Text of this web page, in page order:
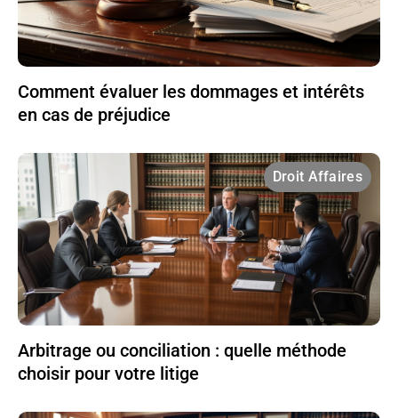
Comment évaluer les dommages et intérêts
en cas de préjudice
Droit Affaires
Arbitrage ou conciliation : quelle méthode
choisir pour votre litige